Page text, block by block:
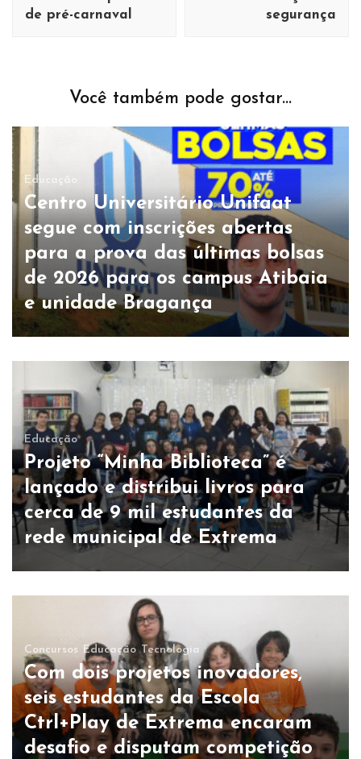
de pré-carnaval
segurança
Você também pode gostar...
Educação
Centro Universitário Unifaat
segue com inscrições abertas
para a prova das últimas bolsas
de 2026 para os campus Atibaia
e unidade Bragança
Educação
Projeto “Minha Biblioteca” é
lançado e distribui livros para
cerca de 9 mil estudantes da
rede municipal de Extrema
Concursos Educação Tecnologia
Com dois projetos inovadores,
seis estudantes da Escola
Ctrl+Play de Extrema encaram
desafio e disputam competição